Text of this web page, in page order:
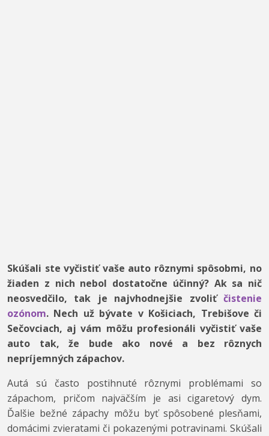
Skúšali ste vyčistiť vaše auto rôznymi spôsobmi, no
žiaden z nich nebol dostatočne účinný? Ak sa nič
neosvedčilo, tak je najvhodnejšie zvoliť čistenie
ozónom. Nech už bývate v Košiciach, Trebišove či
Sečovciach, aj vám môžu profesionáli vyčistiť vaše
auto tak, že bude ako nové a bez rôznych
nepríjemných zápachov.
Autá sú často postihnuté rôznymi problémami so
zápachom, pričom najväčším je asi cigaretový dym.
Ďalšie bežné zápachy môžu byť spôsobené plesňami,
domácimi zvieratami či pokazenými potravinami. Skúšali